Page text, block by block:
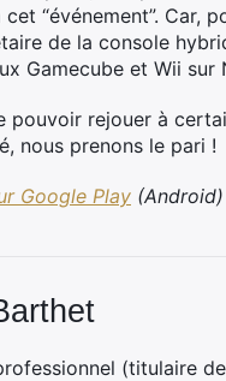
“événement”. Car,
de la console
Gamecube et Wii
rejouer à
nous prenons le pari !
Google Play
(titulaire